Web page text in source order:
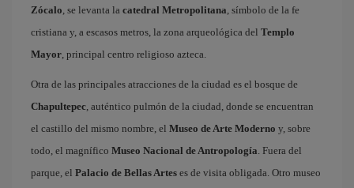
Zócalo, se levanta la catedral Metropolitana, símbolo de la fe
cristiana y, a escasos metros, la zona arqueológica del Templo
Mayor, principal centro religioso azteca.
Otra de las principales atracciones de la ciudad es el bosque de
Chapultepec, auténtico pulmón de la ciudad, donde se encuentran
el castillo del mismo nombre, el Museo de Arte Moderno y, sobre
todo, el magnífico Museo Nacional de Antropología. Fuera del
parque, el Palacio de Bellas Artes es de visita obligada. Otro museo